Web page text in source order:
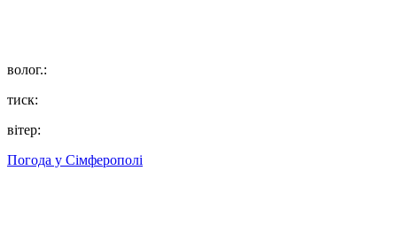
волог.:
тиск:
вітер:
Погода у Сімферополі